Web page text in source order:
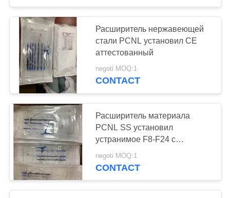
Оболочка корки
отсутствующая
7
Уретерал катетер
Расширитель нержавеющей
стали PCNL установил CE
аттестованный
negoti MOQ:1
CONTACT
Расширитель материала
PCNL SS установил
устранимое F8-F24 с
сертификатом ISO CE
negoti MOQ:1
CONTACT